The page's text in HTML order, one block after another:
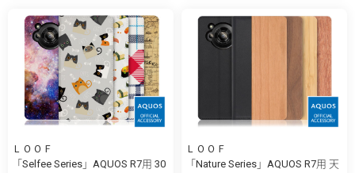
ＬＯＯＦ
「Selfee Series」AQUOS R7用 30
ＬＯＯＦ
「Nature Series」AQUOS R7用 天